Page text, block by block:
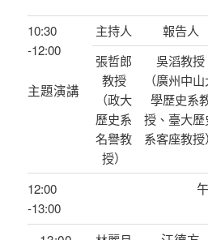
10:30
-12:00
主題演講
主持人 報告人
張哲郎
教授
（政大
歷史系
名譽教
授）
吳滔教授
（廣州中
學歷史系
授、臺大歷
系客座教授）
12:00
-13:00